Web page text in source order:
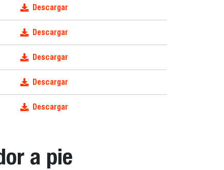
Descargar
Descargar
Descargar
Descargar
Descargar
a pie